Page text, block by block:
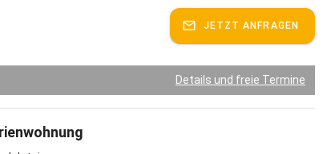
JETZT ANFRAGEN
Details und freie Termine